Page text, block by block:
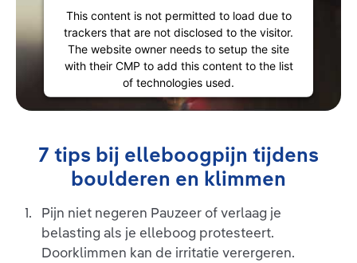
This content is not permitted to load due to
trackers that are not disclosed to the visitor.
The website owner needs to setup the site
with their CMP to add this content to the list
of technologies used.
Powered byUsercentrics Consent
7 tips bij elleboogpijn tijdens
boulderen en klimmen
Pijn niet negeren Pauzeer of verlaag je
belasting als je elleboog protesteert.
Doorklimmen kan de irritatie verergeren.